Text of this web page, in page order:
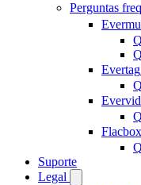
Perguntas
Evertag
Flacbox
Suporte
Legal